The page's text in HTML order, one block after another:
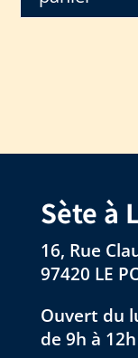
Sète à
16, Rue
97420 LE
Ouvert du
de 9h à